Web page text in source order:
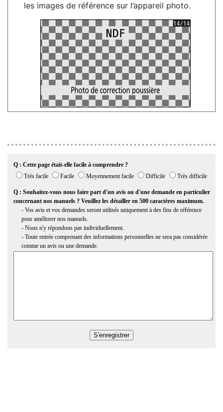
les images de référence sur l’appareil photo.